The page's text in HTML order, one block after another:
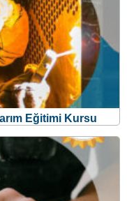
Eğitimi Kursu